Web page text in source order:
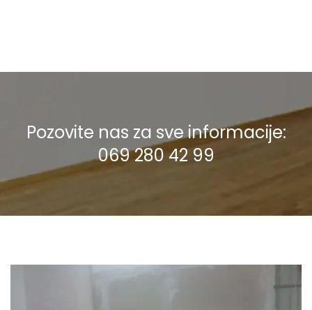
Pozovite nas za sve informacije:
069 280 42 99